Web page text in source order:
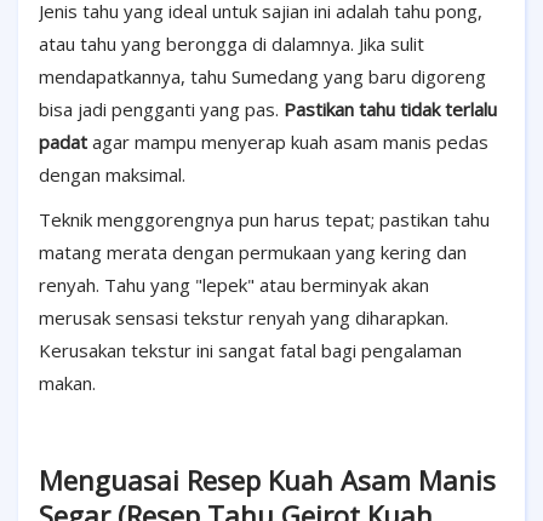
Jenis tahu yang ideal untuk sajian ini adalah tahu pong,
atau tahu yang berongga di dalamnya. Jika sulit
mendapatkannya, tahu Sumedang yang baru digoreng
bisa jadi pengganti yang pas. Pastikan tahu tidak terlalu
padat agar mampu menyerap kuah asam manis pedas
dengan maksimal.
Teknik menggorengnya pun harus tepat; pastikan tahu
matang merata dengan permukaan yang kering dan
renyah. Tahu yang "lepek" atau berminyak akan
merusak sensasi tekstur renyah yang diharapkan.
Kerusakan tekstur ini sangat fatal bagi pengalaman
makan.
Menguasai Resep Kuah Asam Manis